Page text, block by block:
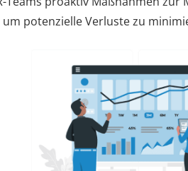
um potenzielle Verluste zu